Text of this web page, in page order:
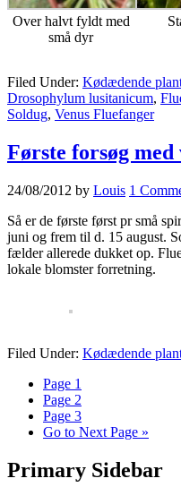
Over halvt fyldt med
små dyr
Filed Under: Kødædende
Drosophylum lusitanicum,
Soldug, Venus Fluefanger
Første forsøg
24/08/2012 by Louis 1
Så er de første først pr små
juni og frem til d. 15 august.
fælder allerede dukket op.
lokale blomster forretning.
Filed Under: Kødædende
Page 1
Page 2
Page 3
Go to Next Page »
Primary Sidebar